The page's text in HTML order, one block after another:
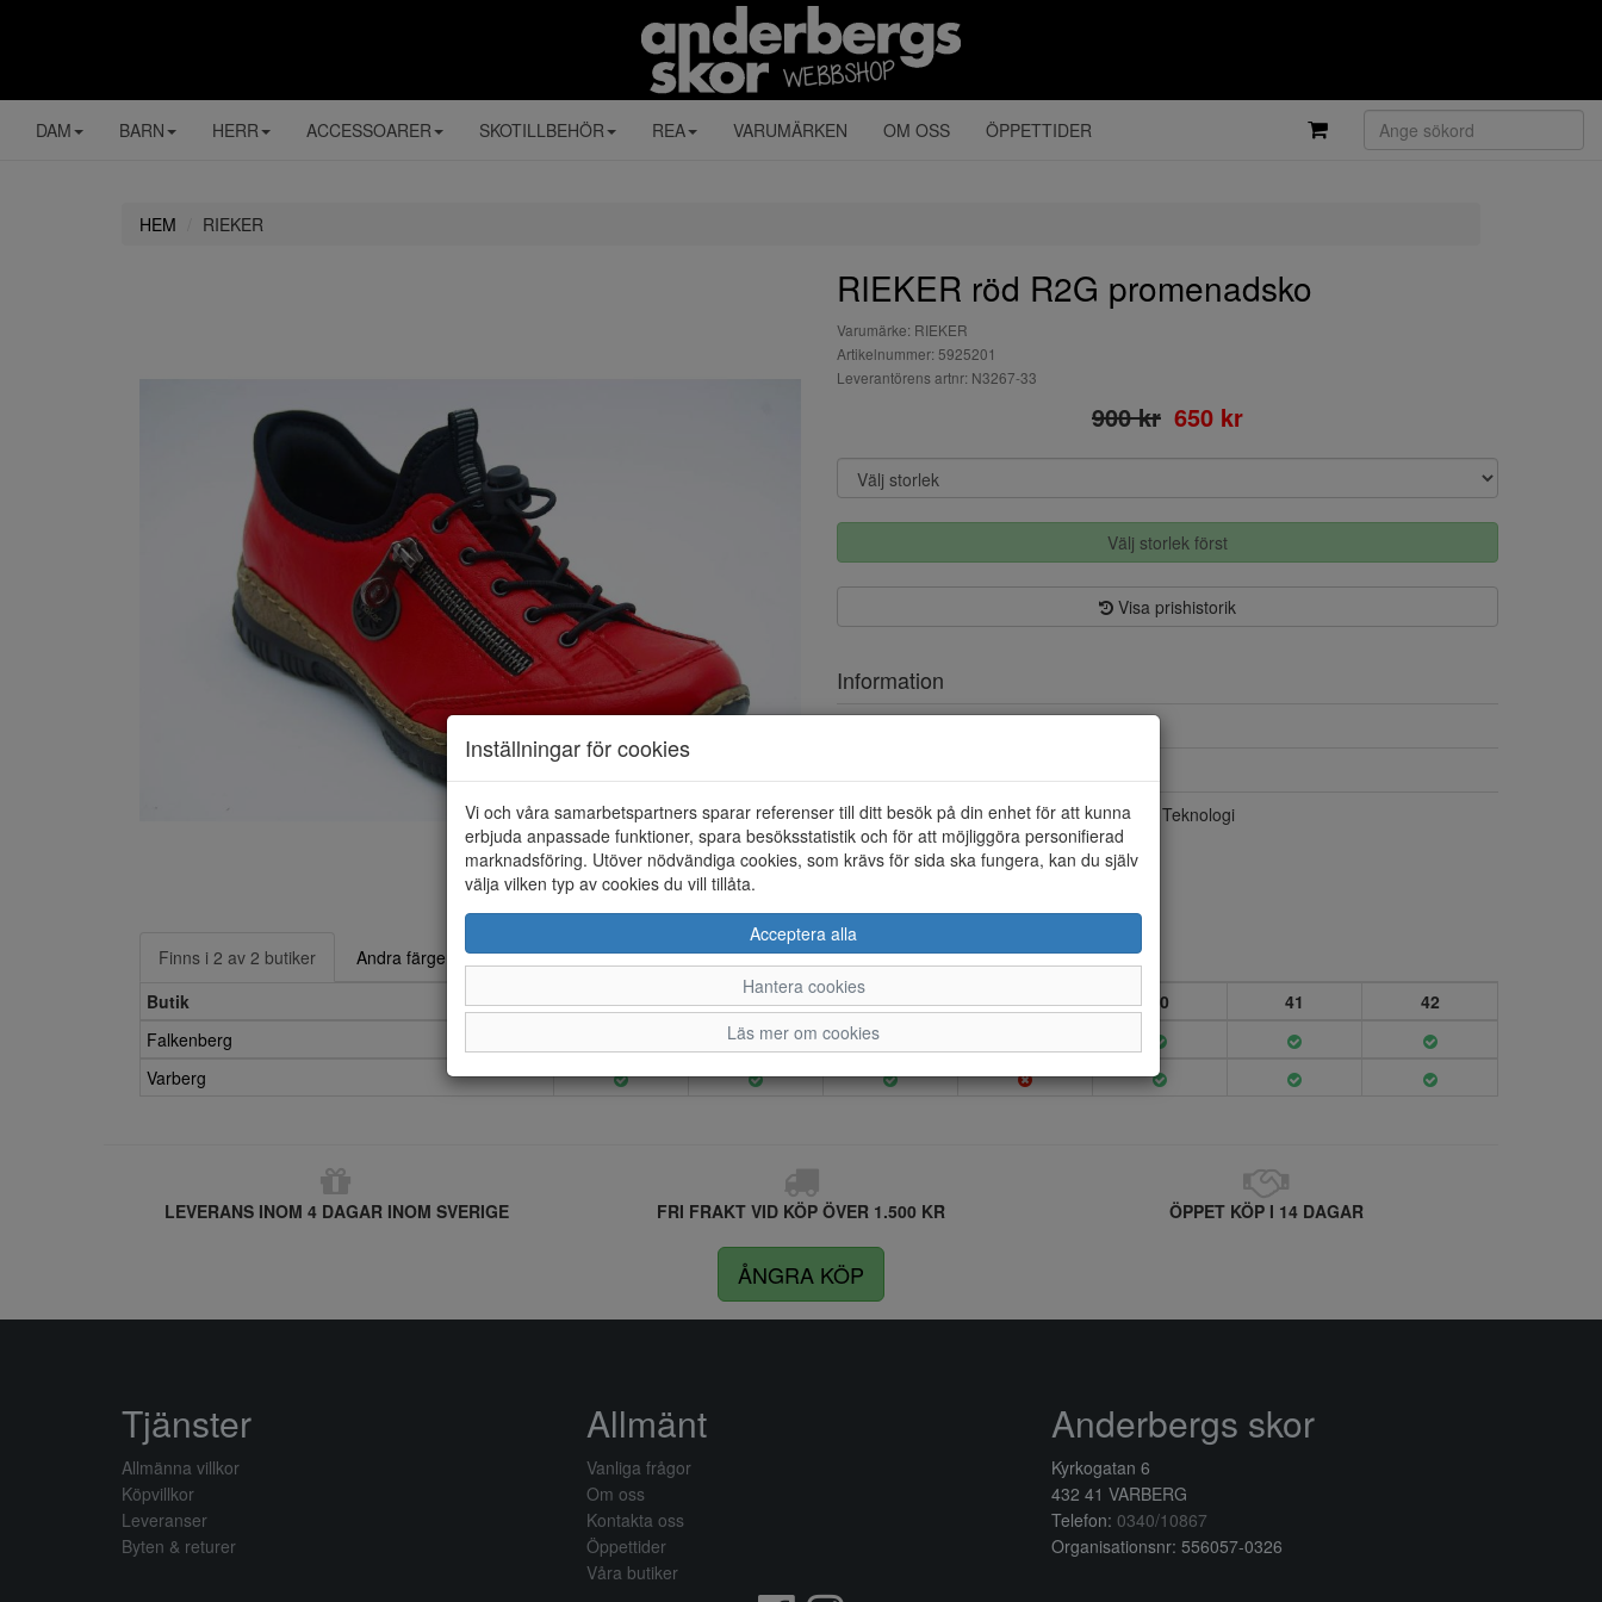
DAM BARN HERR ACCESSOARER SKOTILLBEHÖR REA VARUMÄRKEN OM OSS ÖPPETTIDER
HEM RIEKER
RIEKER röd R2G promenadsko
Varumärke: RIEKER
Artikelnummer: 5925201
Leverantörens artnr: N3267-33
900 kr 650 kr
Välj storlek först
Visa prishistorik
Information
Övrigt
Ready 2 Go Teknologi
Finns i 2 av 2 butiker
Andra färger
Butik
36 37 38 39 40 41
42
Falkenberg
Varberg
LEVERANS INOM 4 DAGAR INOM SVERIGE FRI FRAKT VID KÖP ÖVER 1.500 KR ÖPPET KÖP I 14 DAGAR
ÅNGRA KÖP
Inställningar för cookies
Vi och våra samarbetspartners sparar referenser till ditt besök på din enhet för att kunna
erbjuda anpassade funktioner, spara besöksstatistik och för att möjliggöra personifierad
marknadsföring. Utöver nödvändiga cookies, som krävs för sida ska fungera, kan du själv
välja vilken typ av cookies du vill tillåta.
Acceptera alla
Hantera cookies
Läs mer om cookies
Tjänster
Allmänna villkor
Köpvillkor
Leveranser
Byten & returer
Allmänt
Vanliga frågor
Om oss
Kontakta oss
Öppettider
Våra butiker
Anderbergs skor
Kyrkogatan 6
432 41 VARBERG
Telefon: 0340/10867
Organisationsnr: 556057-0326